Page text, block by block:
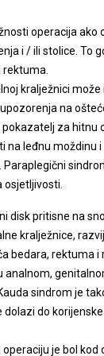
operacija ako
i / ili stolice. To
kralježnici
na
za hitnu
na leđnu moždinu
Paraplegični
disk pritisne na
kralježnice,
bedara, rektuma i
analnom,
sindrom je
dolazi do
je bol kod